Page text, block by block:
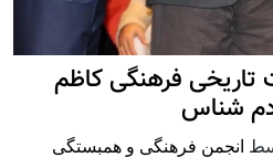
تاریخی فرهنگی کاظم
شناس
انجمن فرهنگی و همبستگی